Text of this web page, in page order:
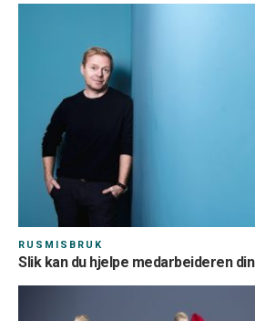
Land*
RUSMISBRUK
Slik kan du hjelpe medarbeideren din